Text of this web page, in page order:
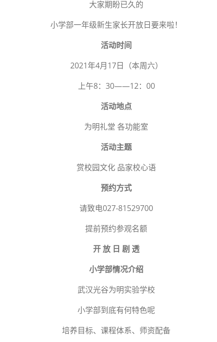
大家期盼已久的
小学部一年级新生家长开放日要来啦！
活动时间
2021年4月17日（本周六）
上午8：30——12：00
活动地点
为明礼堂 各功能室
活动主题
赏校园文化 品家校心语
预约方式
请致电027-81529700
提前预约参观名额
开 放 日 剧 透
小学部情况介绍
武汉光谷为明实验学校
小学部到底有何特色呢
培养目标、课程体系、师资配备